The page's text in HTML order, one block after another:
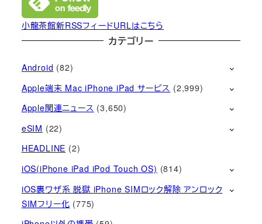
小龍茶館新RSSフィードURLはこちら
カテゴリー
Android (82)
Apple端末 Mac iPhone iPad サービス (2,999)
Apple関連ニュース (3,650)
eSIM (22)
HEADLINE (2)
iOS(iPhone iPad iPod Touch OS) (814)
iOS裏ワザ系 脱獄 iPhone SIMロック解除 アンロック
SIMフリー化 (775)